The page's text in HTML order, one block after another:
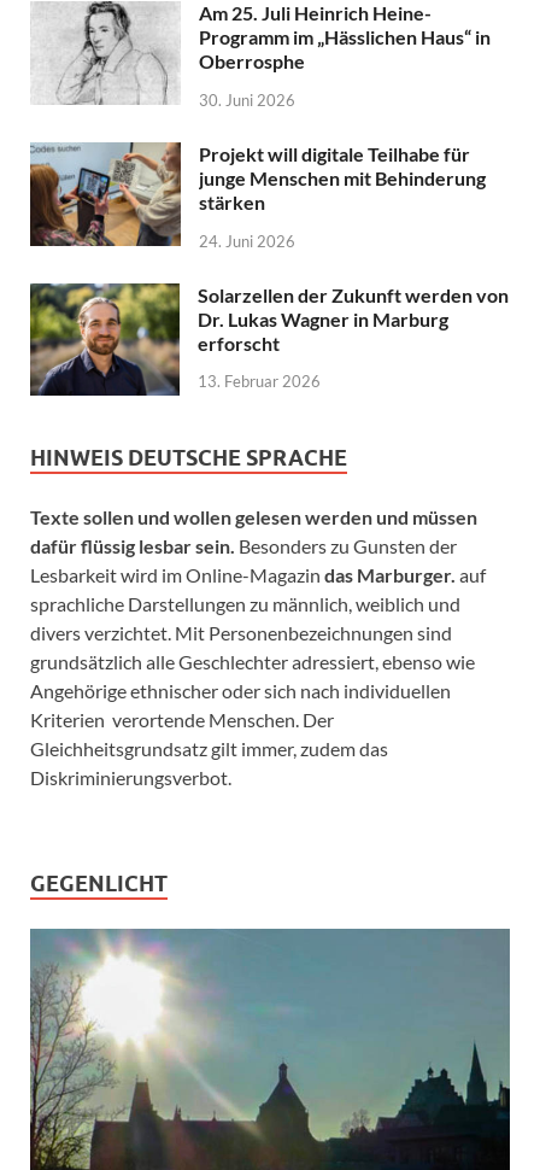
Am 25. Juli Heinrich Heine-
Programm im „Hässlichen Haus“ in
Oberrosphe
30. Juni 2026
Projekt will digitale Teilhabe für
junge Menschen mit Behinderung
stärken
24. Juni 2026
Solarzellen der Zukunft werden von
Dr. Lukas Wagner in Marburg
erforscht
13. Februar 2026
HINWEIS DEUTSCHE SPRACHE
Texte sollen und wollen gelesen werden und müssen
dafür flüssig lesbar sein. Besonders zu Gunsten der
Lesbarkeit wird im Online-Magazin das Marburger. auf
sprachliche Darstellungen zu männlich, weiblich und
divers verzichtet. Mit Personenbezeichnungen sind
grundsätzlich alle Geschlechter adressiert, ebenso wie
Angehörige ethnischer oder sich nach individuellen
Kriterien verortende Menschen. Der
Gleichheitsgrundsatz gilt immer, zudem das
Diskriminierungsverbot.
GEGENLICHT